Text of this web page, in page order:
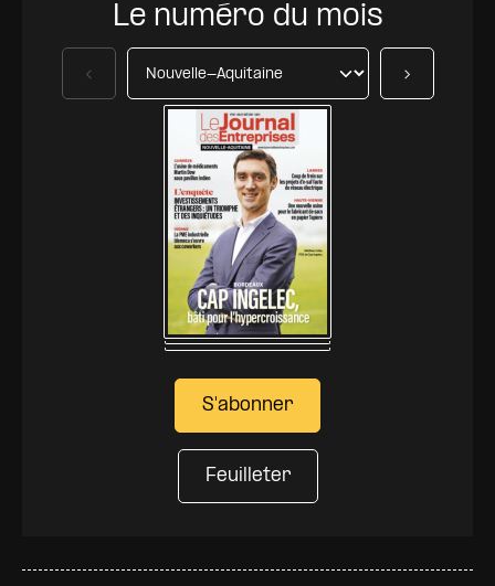
Le numéro du mois
S'abonner
Feuilleter
Précédent Suivant